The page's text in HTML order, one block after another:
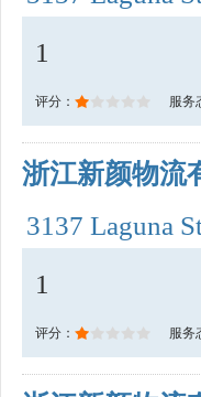
1
评分： 服务
浙江新颜物流
3137 Laguna
1
评分： 服务